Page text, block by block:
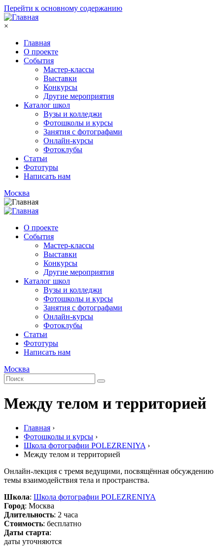
Перейти к основному содержанию
×
Главная
О проекте
События
Мастер-классы
Выставки
Конкурсы
Другие мероприятия
Каталог школ
Вузы и колледжи
Фотошколы и курсы
Занятия с фотографами
Онлайн-курсы
Фотоклубы
Статьи
Фототуры
Написать нам
Москва
О проекте
События
Мастер-классы
Выставки
Конкурсы
Другие мероприятия
Каталог школ
Вузы и колледжи
Фотошколы и курсы
Занятия с фотографами
Онлайн-курсы
Фотоклубы
Статьи
Фототуры
Написать нам
Москва
Между телом и территорией
Главная ›
Фотошколы и курсы ›
Школа фотографии POLEZRENIYA ›
Между телом и территорией
Онлайн-лекция с тремя ведущими, посвящённая обсуждению
темы взаимодействия тела и пространства.
Школа: Школа фотографии POLEZRENIYA
Город: Москва
Длительность: 2 часа
Стоимость: бесплатно
Даты старта:
даты уточняются